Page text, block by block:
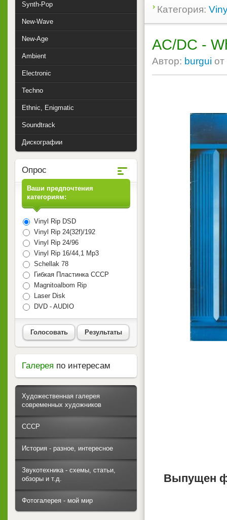
Категория:
AC/DC -
Автор: burgui от
Выпущен
Synth-Pop
New-Wave
New-Age
Ambient
Electronic
Techno
Ethnic, Enigmatic
Soundtrack
Дискографии
Опрос
Ваши предпочтения
категориям:
Vinyl Rip DSD
Vinyl Rip 24(32f)/192
Vinyl Rip 24/96
Vinyl Rip 16/44,1 Mp3
Schellak 78
Гибкая Пластинка СССР
Magnitoalbom Rip
Laser Disk
DVD - AUDIO
Голосовать Результаты
Галерея по интересам
Художественная галерея
современных художников
СССР
История - разное, интересное
Звукотехника - схемы, статьи,
обзоры и т.д.
Фотогалерея - мой мир